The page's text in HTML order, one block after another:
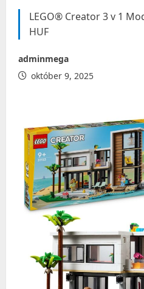
LEGO® Creator 3 v 1
HUF
adminmega
október 9, 2025